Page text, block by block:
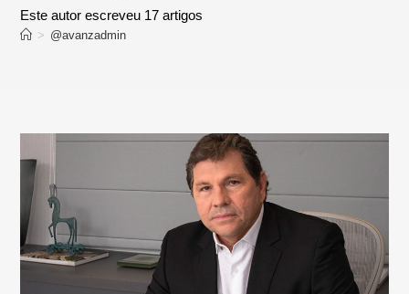
Este autor escreveu 17 artigos
> @avanzadmin